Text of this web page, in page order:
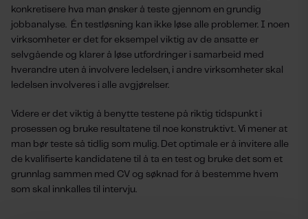
konkretisere hva man ønsker å teste gjennom en grundig
jobbanalyse. Én testløsning kan ikke løse alle problemer. I noen
virksomheter er det for eksempel viktig av de ansatte er
selvgående og klarer å løse utfordringer i samarbeid med
hverandre uten å involvere ledelsen, i andre virksomheter skal
ledelsen involveres i alle avgjørelser.
Videre er det viktig å benytte testene på riktig tidspunkt i
prosessen og bruke resultatene til noe konstruktivt. Vi mener at
man bør teste så tidlig som mulig. Det optimale er å invitere alle
de kvalifiserte kandidatene til å ta en test og bruke det som et
grunnlag sammen med CV og søknad for å bestemme hvem
som skal innkalles til intervju.